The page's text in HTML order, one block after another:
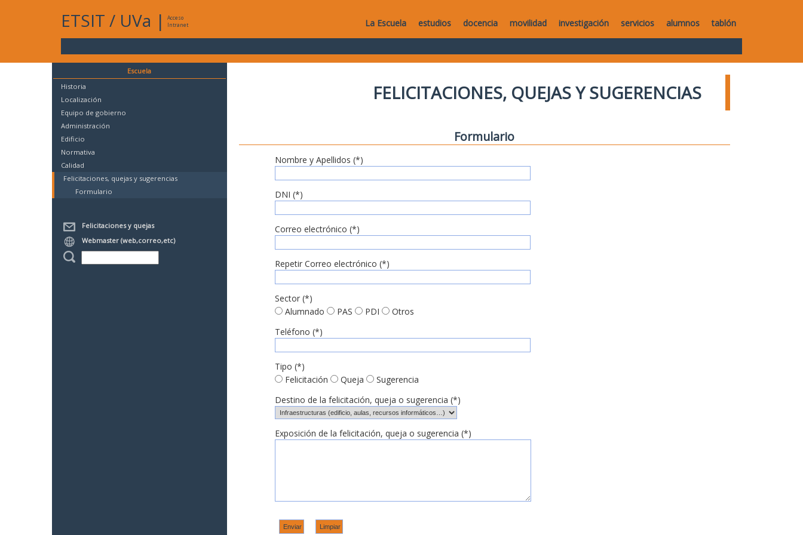
ETSIT / UVa |
Acceso
Intranet
La Escuela estudios docencia movilidad investigación servicios alumnos tablón
Escuela
Historia
Localización
Equipo de gobierno
Administración
Edificio
Normativa
Calidad
Felicitaciones, quejas y sugerencias
Formulario
Felicitaciones y quejas
Webmaster (web,correo,etc)
FELICITACIONES, QUEJAS Y SUGERENCIAS
Formulario
Nombre y Apellidos (*)
DNI (*)
Correo electrónico (*)
Repetir Correo electrónico (*)
Sector (*)
Alumnado
PAS PDI
Otros
Teléfono (*)
Tipo (*)
Felicitación
Queja
Sugerencia
Destino de la felicitación, queja o sugerencia (*)
Exposición de la felicitación, queja o sugerencia (*)